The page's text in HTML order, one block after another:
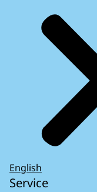
English
Service